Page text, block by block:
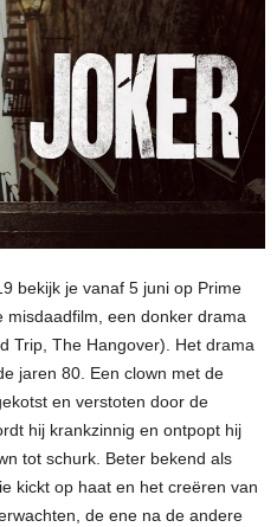
bekijk je vanaf 5 juni op Prime
misdaadfilm, een donker drama
Trip, The Hangover). Het drama
jaren 80. Een clown met de
en verstoten door de
hij krankzinnig en ontpopt hij
tot schurk. Beter bekend als
kickt op haat en het creëren van
de ene na de andere